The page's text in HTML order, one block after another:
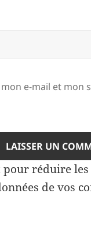
e-mail et mon
pour réduire
de vos